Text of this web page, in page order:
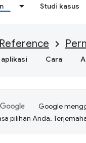
Studi kasus
Reference
Cara
Google
pilihan Anda.